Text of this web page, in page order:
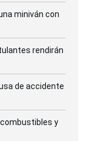
miniván con
rendirán
de accidente
y